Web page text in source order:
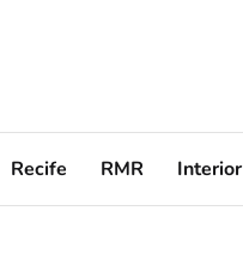
Recife RMR Interior